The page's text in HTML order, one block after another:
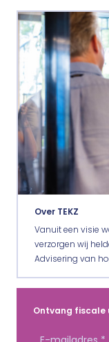
Over TEKZ
Vanuit een visie
verzorgen wij
Advisering van
Ontvang fiscale